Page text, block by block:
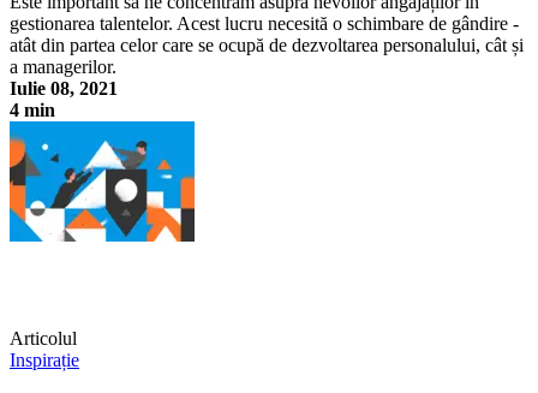
gestionarea talentelor. Acest lucru necesită o schimbare de gândire -
atât din partea celor care se ocupă de dezvoltarea personalului, cât și
a managerilor.
Iulie 08, 2021
4 min
Managementul talentelor trebuie să fie riguros pentru a fi sustenabil
Articolul
Inspirație